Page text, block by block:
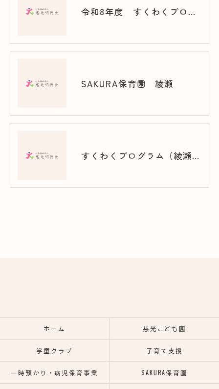
令和8年度 すくわくプログラム（谷在家）
SAKURA保育園 綾瀬
すくわくプログラム（綾瀬）
ホーム 慈光こども園
学童クラブ 子育て支援
一時預かり・病児保育事業 SAKURA保育園